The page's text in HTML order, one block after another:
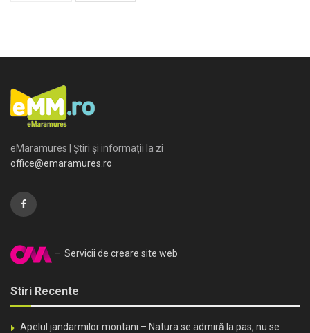
eMaramures | Știri și informații la zi
office@emaramures.ro
– Servicii de creare site web
Stiri Recente
Apelul jandarmilor montani – Natura se admiră la pas, nu se